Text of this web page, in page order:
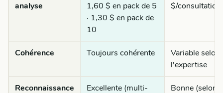
analyse
1,60 $ en pack de 5
· 1,30 $ en pack de
10
$/consultation
Cohérence Toujours cohérente
Variable selon
l'expertise
Reconnaissance
Excellente (multi-
Bonne (selon